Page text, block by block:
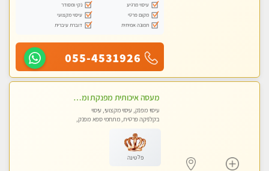
עיסוי מרגיע
נקי ומסודר
מקום פרטי
עיסוי מקצועי
תמונה אמיתית
דוברת עיברית
055-4531926
מעסה איכותית מפנקת ומקצועית מאוד-עיסוי מרגיע ושקט במקום מדהים עיסוי מושקע מאוד לכל שרירי הגוף...מומלץ!! פרטי !!
עיסוי מפנק, עיסוי מקצועי, עיסוי
בקלניקה פרטית, מתחמי ספא מפנק,
פלטינה